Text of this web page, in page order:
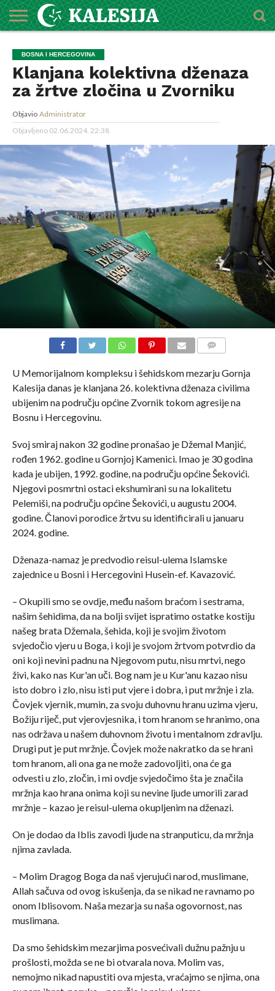
O
MEDŽLISU
DŽEMATI
IMAMI
MEKTEBSKI
CENTAR
VIJESTI
HUTBE
NAJAVE
KALENDAR
KONTAKT
BOSNA I HERCEGOVINA
Klanjana kolektivna dženaza
za žrtve zločina u Zvorniku
Objavio Administrator
Objavljeno 02.06.2024. 22:38
U Memorijalnom kompleksu i šehidskom mezarju Gornja
Kalesija danas je klanjana 26. kolektivna dženaza civilima
ubijenim na području općine Zvornik tokom agresije na
Bosnu i Hercegovinu.
Svoj smiraj nakon 32 godine pronašao je Džemal Manjić,
rođen 1962. godine u Gornjoj Kamenici. Imao je 30 godina
kada je ubijen, 1992. godine, na području općine Šekovići.
Njegovi posmrtni ostaci ekshumirani su na lokalitetu
Pelemiši, na području općine Šekovići, u augustu 2004.
godine. Članovi porodice žrtvu su identificirali u januaru
2024. godine.
Dženaza-namaz je predvodio reisul-ulema Islamske
zajednice u Bosni i Hercegovini Husein-ef. Kavazović.
– Okupili smo se ovdje, među našom braćom i sestrama,
našim šehidima, da na bolji svijet ispratimo ostatke kostiju
našeg brata Džemala, šehida, koji je svojim životom
svjedočio vjeru u Boga, i koji je svojom žrtvom potvrdio da
oni koji nevini padnu na Njegovom putu, nisu mrtvi, nego
živi, kako nas Kur'an uči. Bog nam je u Kur'anu kazao nisu
isto dobro i zlo, nisu isti put vjere i dobra, i put mržnje i zla.
Čovjek vjernik, mumin, za svoju duhovnu hranu uzima vjeru,
Božiju riječ, put vjerovjesnika, i tom hranom se hranimo, ona
nas održava u našem duhovnom životu i mentalnom zdravlju.
Drugi put je put mržnje. Čovjek može nakratko da se hrani
tom hranom, ali ona ga ne može zadovoljiti, ona će ga
odvesti u zlo, zločin, i mi ovdje svjedočimo šta je značila
mržnja kao hrana onima koji su nevine ljude umorili zarad
mržnje – kazao je reisul-ulema okupljenim na dženazi.
On je dodao da Iblis zavodi ljude na stranputicu, da mržnja
njima zavlada.
– Molim Dragog Boga da naš vjerujući narod, muslimane,
Allah sačuva od ovog iskušenja, da se nikad ne ravnamo po
onom Iblisovom. Naša mezarja su naša ogovornost, nas
muslimana.
Da smo šehidskim mezarjima posvećivali dužnu pažnju u
prošlosti, možda se ne bi otvarala nova. Molim vas,
nemojmo nikad napustiti ova mjesta, vraćajmo se njima, ona